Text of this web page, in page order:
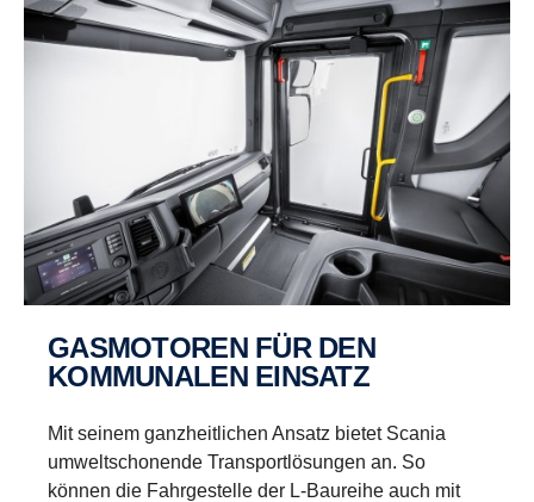
GASMOTOREN FÜR DEN
KOMMUNALEN EINSATZ
Mit seinem ganzheitlichen Ansatz bietet Scania
umweltschonende Transportlösungen an. So
können die Fahrgestelle der L-Baureihe auch mit